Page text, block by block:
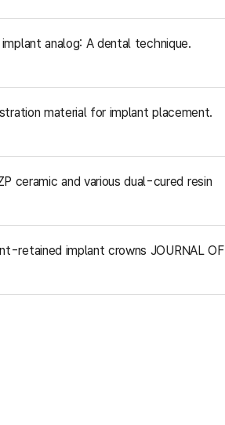
analog: A dental technique.
material for implant placement.
ceramic and various dual-cured resin
retained implant crowns JOURNAL OF